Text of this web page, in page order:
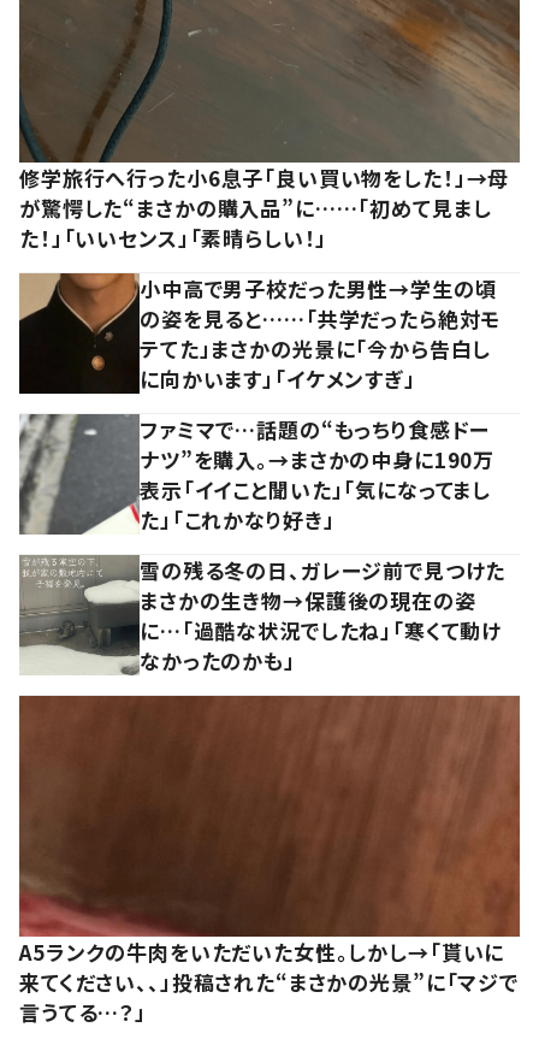
修学旅行へ行った小6息子「良い買い物をした！」→母
が驚愕した“まさかの購入品”に……「初めて見まし
た！」「いいセンス」「素晴らしい！」
小中高で男子校だった男性→学生の頃
の姿を見ると……「共学だったら絶対モ
テてた」まさかの光景に「今から告白し
に向かいます」「イケメンすぎ」
ファミマで…話題の“もっちり食感ドー
ナツ”を購入。→まさかの中身に190万
表示「イイこと聞いた」「気になってまし
た」「これかなり好き」
雪の残る冬の日、ガレージ前で見つけた
まさかの生き物→保護後の現在の姿
に…「過酷な状況でしたね」「寒くて動け
なかったのかも」
A5ランクの牛肉をいただいた女性。しかし→「貰いに
来てください、、」投稿された“まさかの光景”に「マジで
言うてる…？」